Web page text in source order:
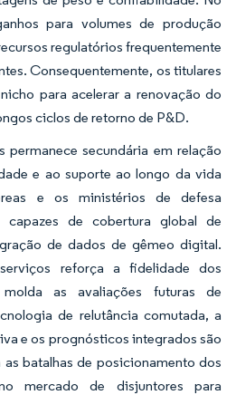
para volumes de produção
regulatórios frequentemente
Consequentemente, os titulares
para acelerar a renovação do
ciclos de retorno de P&D.
permanece secundária em relação
e ao suporte ao longo da vida
e os ministérios de defesa
capazes de cobertura global de
de dados de gêmeo digital.
reforça a fidelidade dos
as avaliações futuras de
de relutância comutada, a
e os prognósticos integrados são
batalhas de posicionamento dos
mercado de disjuntores para